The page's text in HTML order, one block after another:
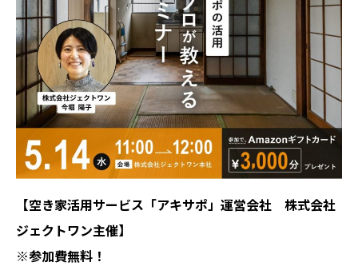
【空き家活用サービス「アキサポ」運営会社 株式会社
ジェクトワン主催】
※参加費無料！